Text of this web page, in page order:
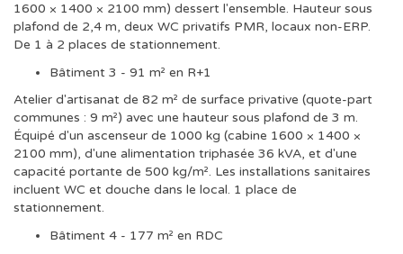
1600 × 1400 × 2100 mm) dessert l'ensemble. Hauteur sous
plafond de 2,4 m, deux WC privatifs PMR, locaux non-ERP.
De 1 à 2 places de stationnement.
Bâtiment 3 - 91 m² en R+1
Atelier d'artisanat de 82 m² de surface privative (quote-part
communes : 9 m²) avec une hauteur sous plafond de 3 m.
Équipé d'un ascenseur de 1000 kg (cabine 1600 × 1400 ×
2100 mm), d'une alimentation triphasée 36 kVA, et d'une
capacité portante de 500 kg/m². Les installations sanitaires
incluent WC et douche dans le local. 1 place de
stationnement.
Bâtiment 4 - 177 m² en RDC